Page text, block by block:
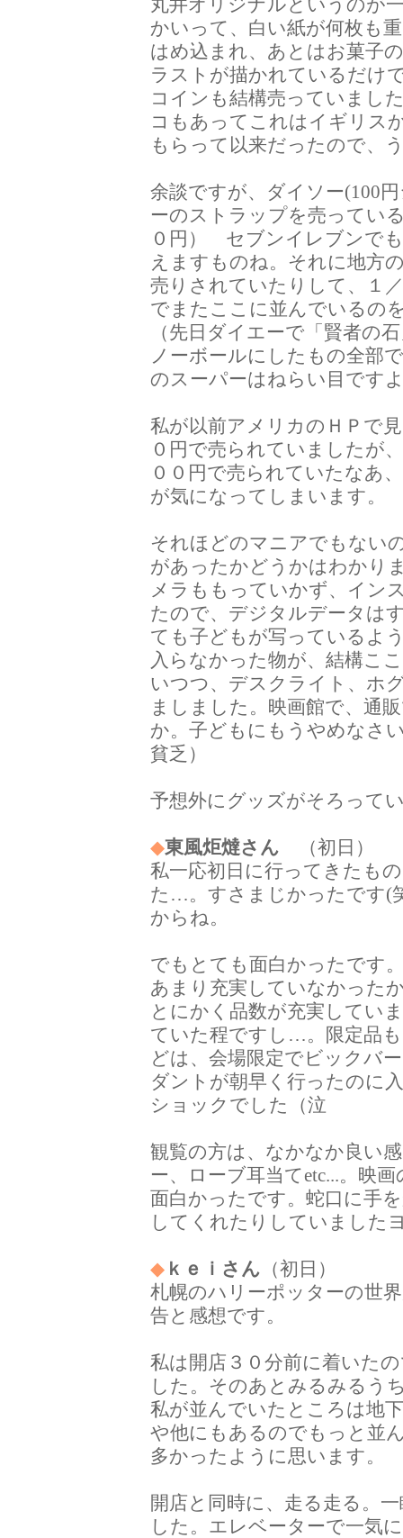
丸井オリジナルというのが
かいって、白い紙が何枚も
はめ込まれ、あとはお菓子
ラストが描かれているだけ
コインも結構売っていまし
コもあってこれはイギリス
もらって以来だったので、
余談ですが、ダイソー(100
ーのストラップを売ってい
０円） セブンイレブンで
えますものね。それに地方
売りされていたりして、１
でまたここに並んでいるの
（先日ダイエーで「賢者の
ノーボールにしたもの全部
のスーパーはねらい目です
私が以前アメリカのＨＰで
０円で売られていましたが
００円で売られていたなあ
が気になってしまいます。
それほどのマニアでもない
があったかどうかはわかり
メラももっていかず、イン
たので、デジタルデータは
ても子どもが写っているよ
入らなかった物が、結構こ
いつつ、デスクライト、ホ
ましました。映画館で、通
か。子どもにもうやめなさ
貧乏）
予想外にグッズがそろって
◆東風炬燵さん （初日）
私一応初日に行ってきたも
た…。すさまじかったです(
からね。
でもとても面白かったです
あまり充実していなかった
とにかく品数が充実してい
ていた程ですし…。限定品
どは、会場限定でビックバ
ダントが朝早く行ったのに
ショックでした（泣
観覧の方は、なかなか良い
ー、ローブ耳当てetc...。映
面白かったです。蛇口に手
してくれたりしていました
◆ ｋｅｉさん （初日）
札幌のハリーポッターの世
告と感想です。
私は開店３０分前に着いた
した。そのあとみるみるう
私が並んでいたところは地
や他にもあるのでもっと並
多かったように思います。
開店と同時に、走る走る。
した。エレベーターで一気